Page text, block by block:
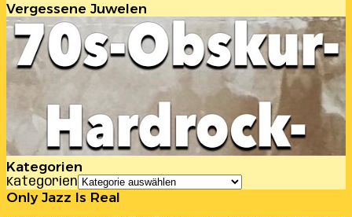
Vergessene Juwelen
Kategorien
Kategorien
Only Jazz Is Real